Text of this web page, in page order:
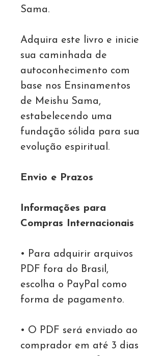
Sama.
Adquira este livro e inicie
sua caminhada de
autoconhecimento com
base nos Ensinamentos
de Meishu Sama,
estabelecendo uma
fundação sólida para sua
evolução espiritual.
Envio e Prazos
Informações para
Compras Internacionais
• Para adquirir arquivos
PDF fora do Brasil,
escolha o PayPal como
forma de pagamento.
• O PDF será enviado ao
comprador em até 3 dias